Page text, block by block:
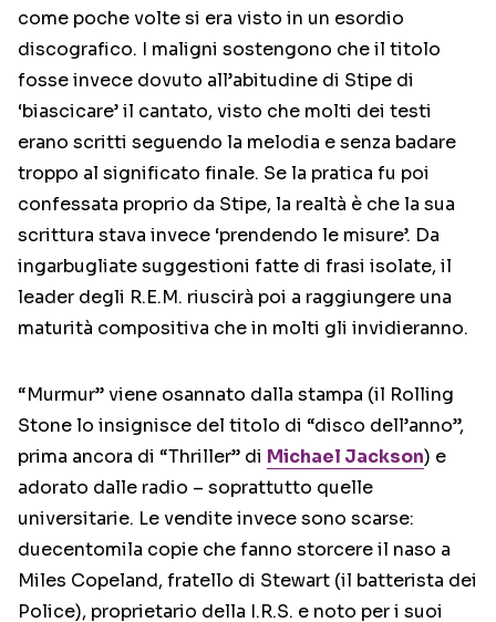
come poche volte si era visto in un esordio
discografico. I maligni sostengono che il titolo
fosse invece dovuto all’abitudine di Stipe di
‘biascicare’ il cantato, visto che molti dei testi
erano scritti seguendo la melodia e senza badare
troppo al significato finale. Se la pratica fu poi
confessata proprio da Stipe, la realtà è che la sua
scrittura stava invece ‘prendendo le misure’. Da
ingarbugliate suggestioni fatte di frasi isolate, il
leader degli R.E.M. riuscirà poi a raggiungere una
maturità compositiva che in molti gli invidieranno.
“Murmur” viene osannato dalla stampa (il Rolling
Stone lo insignisce del titolo di “disco dell’anno”,
prima ancora di “Thriller” di Michael Jackson) e
adorato dalle radio – soprattutto quelle
universitarie. Le vendite invece sono scarse:
duecentomila copie che fanno storcere il naso a
Miles Copeland, fratello di Stewart (il batterista dei
Police), proprietario della I.R.S. e noto per i suoi